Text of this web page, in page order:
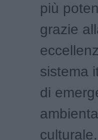
più
grazie
sistema
di